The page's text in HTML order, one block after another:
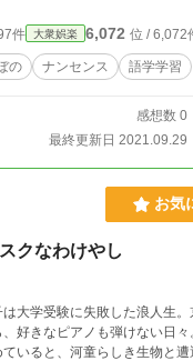
件 大衆娯楽 6,072 位 / 6,072
の ナンセンス 語学学習
感想数 0
最終更新日 2021.09.29
お気
クなわけやし
大学受験に失敗した浪人生
、好きなピアノも弾けない日
ていると、河童らしき生物と